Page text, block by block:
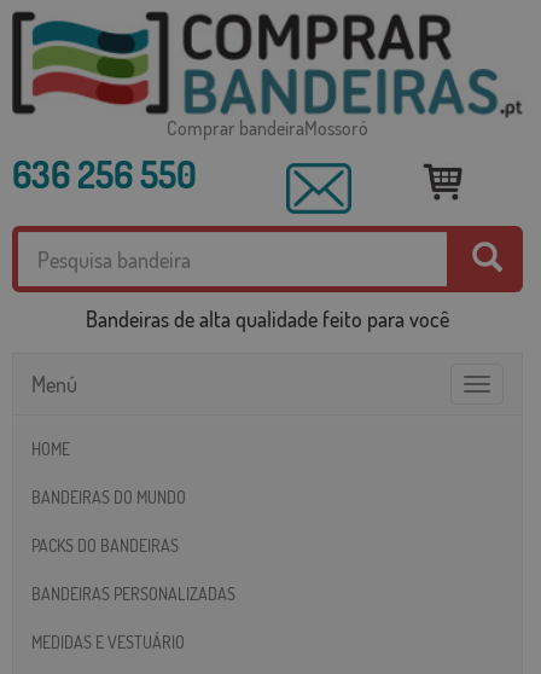
Comprar bandeiraMossoró
636 256 550
Bandeiras de alta qualidade feito para você
Toggle
Menú
HOME
BANDEIRAS DO MUNDO
PACKS DO BANDEIRAS
BANDEIRAS PERSONALIZADAS
MEDIDAS E VESTUÁRIO